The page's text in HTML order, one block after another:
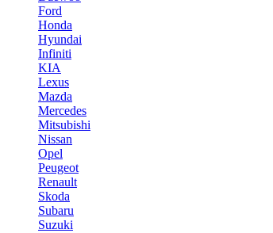
Ford
Honda
Hyundai
Infiniti
KIA
Lexus
Mazda
Mercedes
Mitsubishi
Nissan
Opel
Peugeot
Renault
Skoda
Subaru
Suzuki